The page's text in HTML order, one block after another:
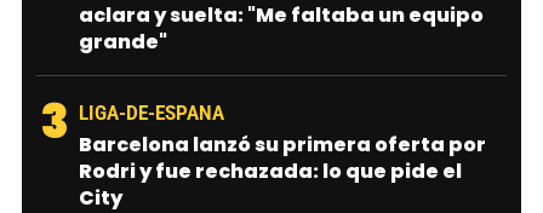
aclara y suelta: "Me faltaba un equipo
grande"
3 LIGA-DE-ESPANA
Barcelona lanzó su primera oferta por
Rodri y fue rechazada: lo que pide el
City